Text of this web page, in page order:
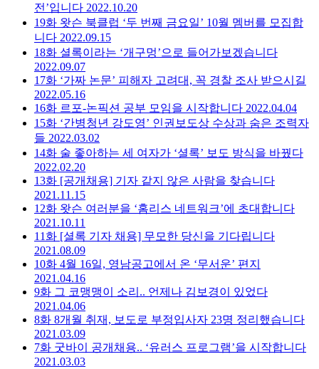
전’입니다 2022.10.20
19화 왓슨 북클럽 ‘두 번째 금요일’ 10월 멤버를 모집합
니다 2022.09.15
18화 셜록이라는 ‘개구멍’으로 들어가보겠습니다
2022.09.07
17화 ‘가짜 논문’ 피해자 고려대, 꼭 경찰 조사 받으시길
2022.05.16
16화 르포-논픽션 공부 모임을 시작합니다 2022.04.04
15화 ‘간병청년 강도영’ 인권보도상 수상과 숨은 조력자
들 2022.03.02
14화 술 좋아하는 세 여자가 ‘셜록’ 보도 방식을 바꿨다
2022.02.20
13화 [공개채용] 기자 같지 않은 사람을 찾습니다
2021.11.15
12화 왓슨 여러분을 ‘홈리스 네트워크’에 초대합니다
2021.10.11
11화 [셜록 기자 채용] 무모한 당신을 기다립니다
2021.08.09
10화 4월 16일, 영남공고에서 온 ‘무서운’ 편지
2021.04.16
9화 그 코맹맹이 소리.. 언제나 김보경이 있었다
2021.04.06
8화 8개월 취재, 보도로 부정입사자 23명 정리했습니다
2021.03.09
7화 굿바이 공개채용.. ‘유러스 프로그램’을 시작합니다
2021.03.03